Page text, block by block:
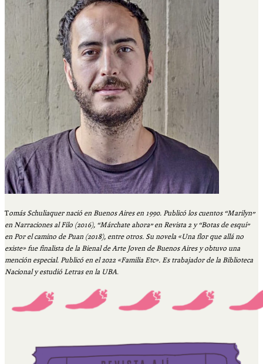
Tomás Schuliaquer nació en Buenos Aires en 1990. Publicó los cuentos “Marilyn”
en Narraciones al Filo (2016), “Márchate ahora” en Revista 2 y “Botas de esquí”
en Por el camino de Puan (2018), entre otros. Su novela «Una flor que allá no
existe» fue finalista de la Bienal de Arte Joven de Buenos Aires y obtuvo una
mención especial. Publicó en el 2022 «Familia Etc». Es trabajador de la Biblioteca
Nacional y estudió Letras en la UBA.